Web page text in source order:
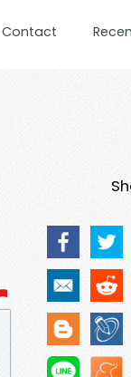
Contact